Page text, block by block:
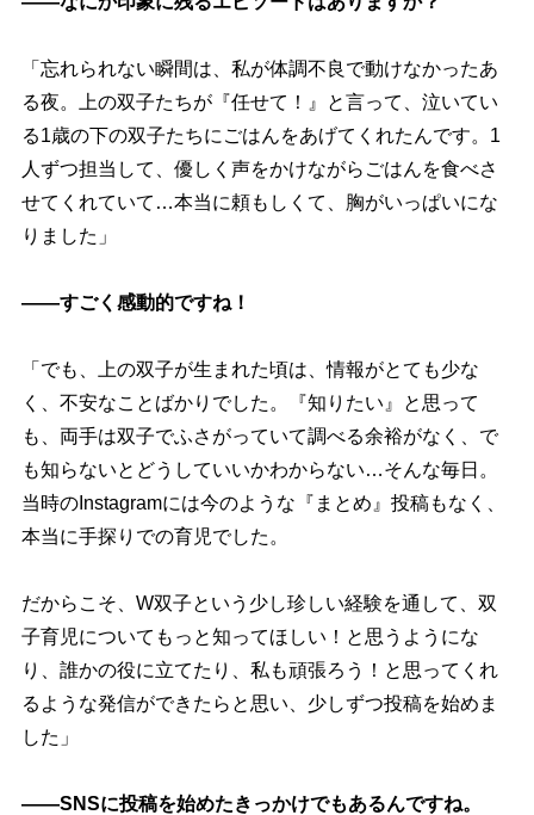
「忘れられない瞬間は、私が体調不良で動けなかったあ
る夜。上の双子たちが『任せて！』と言って、泣いてい
る1歳の下の双子たちにごはんをあげてくれたんです。1
人ずつ担当して、優しく声をかけながらごはんを食べさ
せてくれていて…本当に頼もしくて、胸がいっぱいにな
りました」
――すごく感動的ですね！
「でも、上の双子が生まれた頃は、情報がとても少な
く、不安なことばかりでした。『知りたい』と思って
も、両手は双子でふさがっていて調べる余裕がなく、で
も知らないとどうしていいかわからない…そんな毎日。
当時のInstagramには今のような『まとめ』投稿もなく、
本当に手探りでの育児でした。
だからこそ、W双子という少し珍しい経験を通して、双
子育児についてもっと知ってほしい！と思うようにな
り、誰かの役に立てたり、私も頑張ろう！と思ってくれ
るような発信ができたらと思い、少しずつ投稿を始めま
した」
――SNSに投稿を始めたきっかけでもあるんですね。